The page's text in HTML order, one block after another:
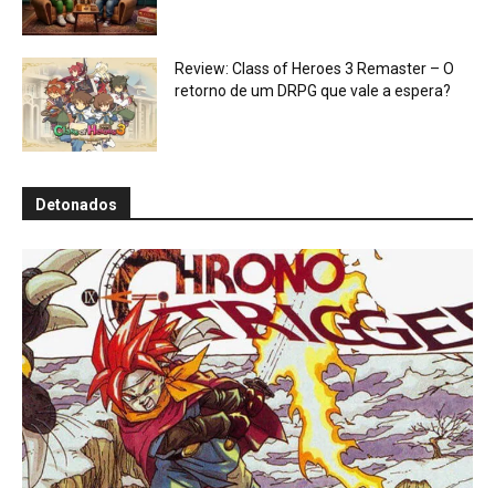
Review: Class of Heroes 3 Remaster – O
retorno de um DRPG que vale a espera?
Detonados